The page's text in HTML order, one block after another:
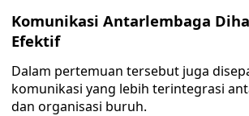
Komunikasi Antarlembaga
Efektif
Dalam pertemuan tersebut juga
komunikasi yang lebih terintegrasi
dan organisasi buruh.